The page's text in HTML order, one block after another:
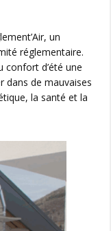
un
réglementaire.
confort d’été une
dans de mauvaises
la santé et la